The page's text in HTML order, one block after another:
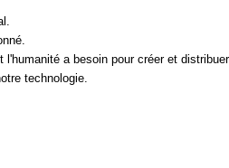
a besoin pour créer et distribuer
technologie.